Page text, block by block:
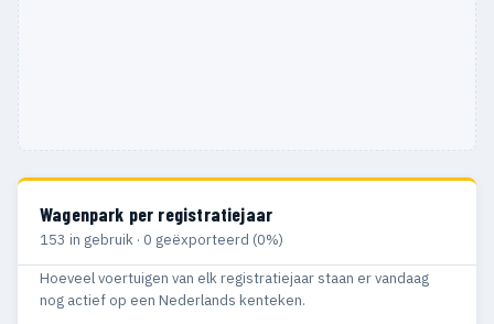
Wagenpark per registratiejaar
153 in gebruik · 0 geëxporteerd (0%)
Hoeveel voertuigen van elk registratiejaar staan er vandaag
nog actief op een Nederlands kenteken.